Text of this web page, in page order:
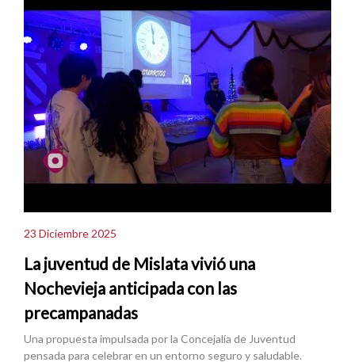
23 Diciembre 2025
La juventud de Mislata vivió una
Nochevieja anticipada con las
precampanadas
Una propuesta impulsada por la Concejalía de Juventud
pensada para celebrar en un entorno seguro y saludable.